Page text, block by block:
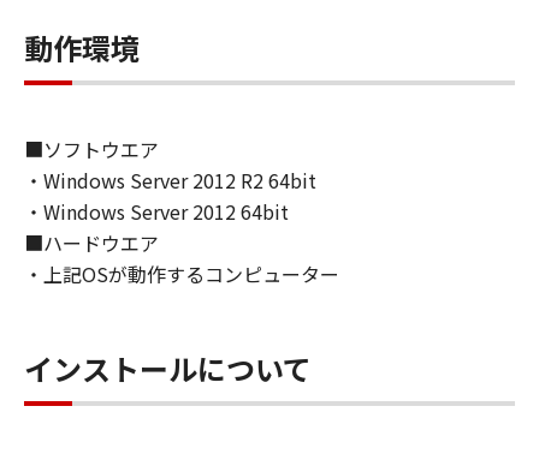
contained in the SOFTWARE, including any
copy thereof.
Canon and its licensors retain in all respects
the title, ownership and intellectual property
rights in and to the SOFTWARE. Except as
expressly provided herein, no license or right,
express or implied, is hereby conveyed or
5. EXPORT CONTROL
動作環境
■ソフトウエア
・Windows Server 2012 R2 64bit
・Windows Server 2012 64bit
■ハードウエア
・上記OSが動作するコンピューター
インストールについて